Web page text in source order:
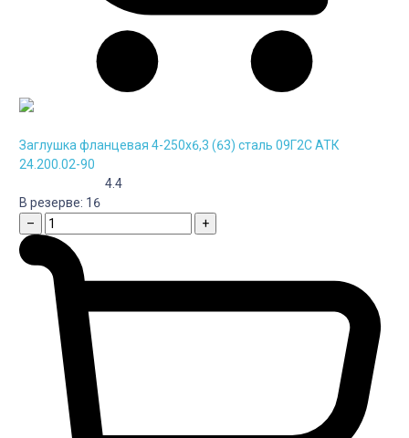
Заглушка фланцевая 4-250х6,3 (63) сталь 09Г2С АТК
24.200.02-90
4.4
В резерве: 16
–
+